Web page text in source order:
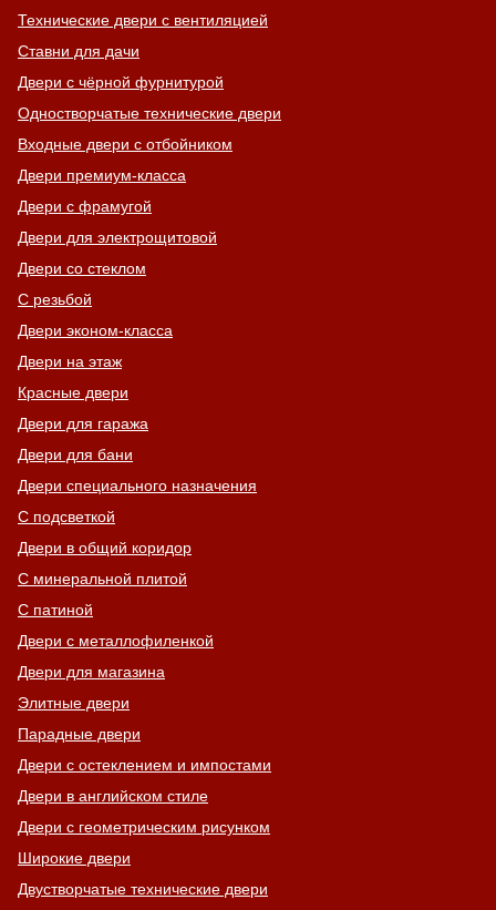
Технические двери с вентиляцией
Ставни для дачи
Двери с чёрной фурнитурой
Одностворчатые технические двери
Входные двери с отбойником
Двери премиум-класса
Двери с фрамугой
Двери для электрощитовой
Двери со стеклом
С резьбой
Двери эконом-класса
Двери на этаж
Красные двери
Двери для гаража
Двери для бани
Двери специального назначения
С подсветкой
Двери в общий коридор
С минеральной плитой
С патиной
Двери с металлофиленкой
Двери для магазина
Элитные двери
Парадные двери
Двери с остеклением и импостами
Двери в английском стиле
Двери с геометрическим рисунком
Широкие двери
Двустворчатые технические двери